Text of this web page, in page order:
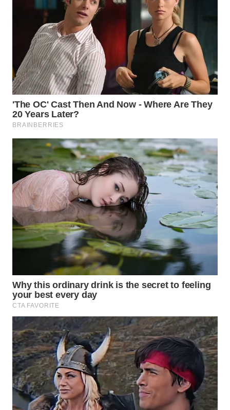
WN
WN
TAPANULI
UTARA
WN
SAMOSIR
PADANG
LAWAS
WN
SUMEDANG
CIANJUR
KEPULAUAN
SERIBU
WN
TANGERANG
WN
BINJAI
WN
CIREBON